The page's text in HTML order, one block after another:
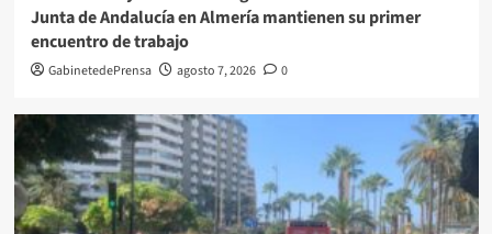
Junta de Andalucía en Almería mantienen su primer
encuentro de trabajo
GabinetedePrensa agosto 7, 2026 0